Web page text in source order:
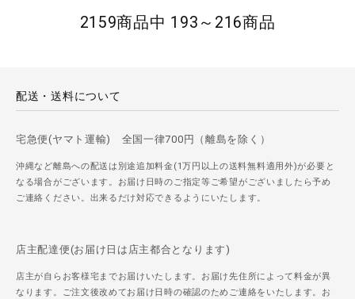
2159商品中 193～216商品
配送・送料について
宅急便(ヤマト運輸) 全国一律700円（離島を除く）
沖縄など離島への配送は別途追加料金(1万円以上の送料無料適用外)が必要と
なる場合がございます。お届け日時のご指定等ご希望がございましたら予め
ご連絡ください。出来るだけ対応できるようにいたします。
店主配達便(お届け日は店主都合となります)
店主が自らお客様宅までお届けいたします。お届け先住所によって料金が異
なります。ご注文後改めてお届け日時の確認のためご連絡をいたします。お